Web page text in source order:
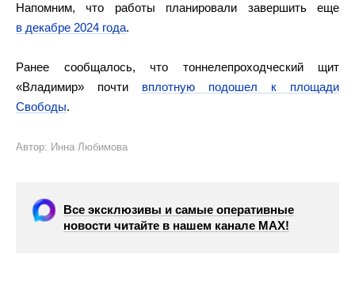
Напомним, что работы планировали завершить еще
в декабре 2024 года.
Ранее сообщалось, что тоннелепроходческий щит
«Владимир» почти вплотную подошел к площади
Свободы.
Автор: Инна Любимова
Все эксклюзивы и самые оперативные
новости читайте в нашем канале МАХ!